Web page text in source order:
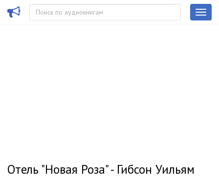
Отель "Новая Роза" - Гибсон Уильям